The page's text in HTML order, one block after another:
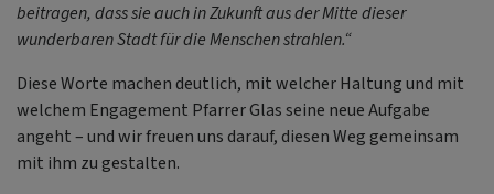
beitragen, dass sie auch in Zukunft aus der Mitte dieser
wunderbaren Stadt für die Menschen strahlen.“
Diese Worte machen deutlich, mit welcher Haltung und mit
welchem Engagement Pfarrer Glas seine neue Aufgabe
angeht – und wir freuen uns darauf, diesen Weg gemeinsam
mit ihm zu gestalten.